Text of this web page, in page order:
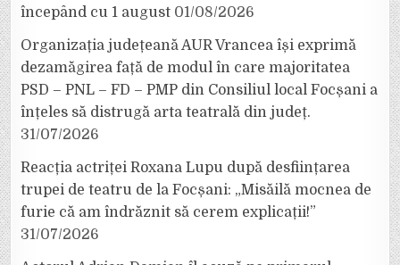
începând cu 1 august 01/08/2026
Organizația județeană AUR Vrancea își exprimă
dezamăgirea față de modul în care majoritatea
PSD – PNL – FD – PMP din Consiliul local Focșani a
înțeles să distrugă arta teatrală din județ.
31/07/2026
Reacția actriței Roxana Lupu după desființarea
trupei de teatru de la Focșani: „Misăilă mocnea de
furie că am îndrăznit să cerem explicații!”
31/07/2026